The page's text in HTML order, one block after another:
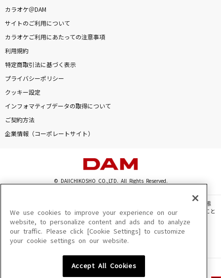
カラオケ＠DAM
サイトのご利用について
カラオケご利用にあたっての注意事項
利用規約
特定商取引法に基づく表示
プライバシーポリシー
クッキー設定
インフォマティブデータの取得について
ご契約方法
企業情報（コーポレートサイト）
© DAIICHIKOSHO CO.,LTD. All Rights Reserved.
このサイトに掲載されている一切の文章・画像・写真・動画・音声等を、手段や形態
を問わず、著作権法の定める範囲を超えて無断で複製、転載、ファイル化などすること
を禁じます。
楽曲及びコンテンツは、機種によりご利用いただけない場合があります。
楽曲及びコンテンツの配信日、配信内容が変更になる場合があります。
We use cookies to improve your experience on our
website, to personalize content and ads and to analyze
our traffic. Please click [Cookie Settings] to customize
your cookie settings on our website.
Accept All Cookies